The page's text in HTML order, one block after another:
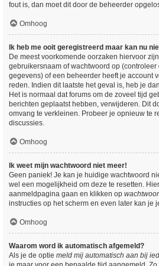
fout is, dan moet dit door de beheerder
Omhoog
Ik heb me ooit geregistreerd maar kan nu
De meest voorkomende oorzaken hiervoor
gebruikersnaam of wachtwoord op
gegevens) of een beheerder heeft je account
reden. Indien dit laatste het geval is, heb je
Het is normaal dat forums om de zoveel tijd
berichten geplaatst hebben, verwijderen. Dit
omvang te verkleinen. Probeer je opnieuw te
discussies.
Omhoog
Ik weet mijn wachtwoord niet meer!
Geen paniek! Je kan je huidige wachtwoord
wel een mogelijkheid om deze te resetten.
aanmeldpagina gaan en klikken op
instructies op het scherm en even later kan je
Omhoog
Waarom word ik automatisch afgemeld?
Als je de optie meld mij automatisch aan bij